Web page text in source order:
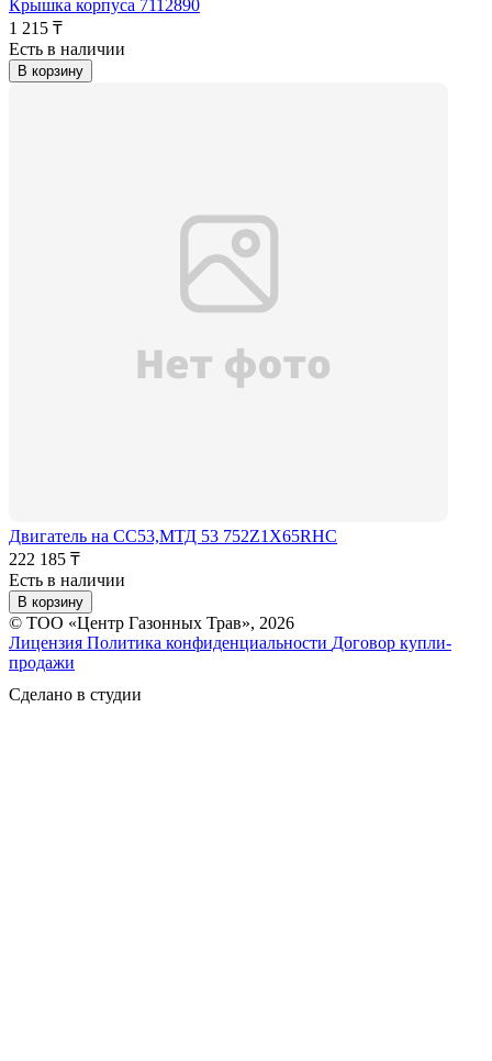
Крышка корпуса 7112890
1 215 ₸
Есть в наличии
В корзину
Двигатель на СС53,МТД 53 752Z1X65RHC
222 185 ₸
Есть в наличии
В корзину
© ТОО «Центр Газонных Трав», 2026
Лицензия Политика конфиденциальности Договор купли-
продажи
Сделано в студии